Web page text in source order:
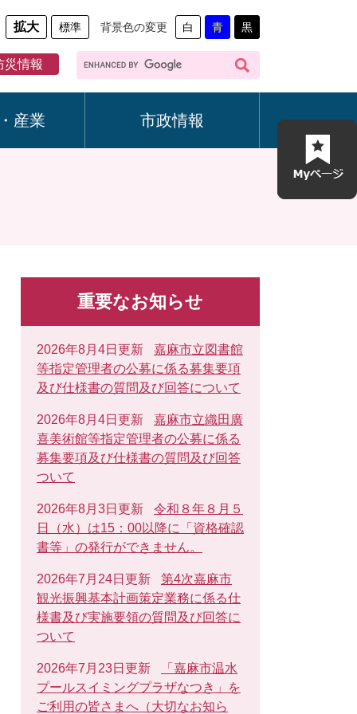
拡大 標準 背景色の変更 白 青 黒
災情報
G
o
産業 市政情報
重要なお知らせ
2026年8月4日更新
嘉麻市立図書館
等指定管理者の公募に係る募集要項
及び仕様書の質問及び回答について
2026年8月4日更新
嘉麻市立織田廣
喜美術館等指定管理者の公募に係る
募集要項及び仕様書の質問及び回答
ついて
2026年8月3日更新
令和８年８月５
日（水）は15：00以降に「資格確認
書等」の発行ができません。
2026年7月24日更新
第4次嘉麻市
観光振興基本計画策定業務に係る仕
様書及び実施要領の質問及び回答に
ついて
2026年7月23日更新
「嘉麻市温水
プールスイミングプラザなつき」を
ご利用の皆さまへ（大切なお知ら